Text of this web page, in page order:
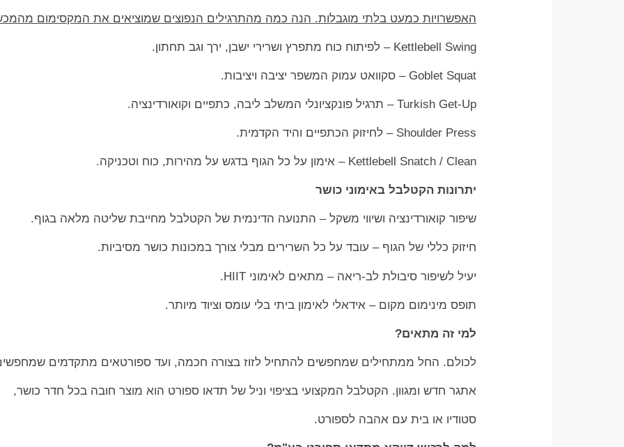
האפשרויות כמעט בלתי מוגבלות. הנה כמה מהתרגילים הנפוצים שמוציאים את המקסימום
Kettlebell Swing – לפיתוח כוח מתפרץ ושרירי ישבן, ירך וגב תחתון.
Goblet Squat – סקוואט עמוק המשפר יציבה ויציבות.
Turkish Get-Up – תרגיל פונקציונלי המשלב ליבה, כתפיים וקואורדינציה.
Shoulder Press – לחיזוק הכתפיים והיד הקדמית.
Kettlebell Snatch / Clean – אימון על כל הגוף בדגש על מהירות, כוח וטכניקה.
יתרונות הקטלבל באימוני כושר
שיפור קואורדינציה ושיווי משקל – התנועה הדינמית של הקטלבל מחייבת שליטה מלאה בגוף.
חיזוק כללי של הגוף – עובד על כל השרירים מבלי צורך במכונות כושר מסיביות.
יעיל לשיפור סיבולת לב-ריאה – מתאים לאימוני HIIT.
תופס מינימום מקום – אידאלי לאימון ביתי בלי עומס וציוד מיותר.
למי זה מתאים?
לכולם. החל ממתחילים שמחפשים להתחיל לזוז בצורה חכמה, ועד ספורטאים מתקדמים
אתגר חדש ומגוון. הקטלבל המקצועי בציפוי וניל של תדאו ספורט הוא מוצר חובה בכל חדר כושר,
סטודיו או בית עם אהבה לספורט.